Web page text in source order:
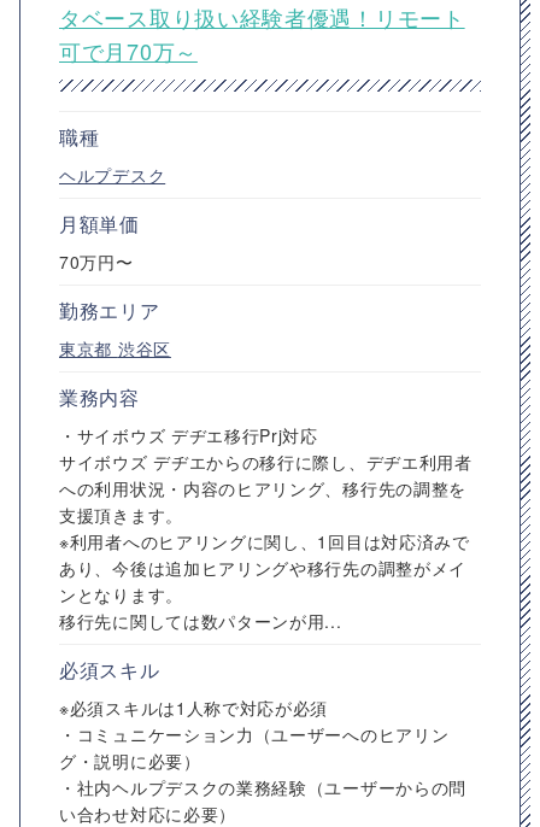
タベース取り扱い経験者優遇！リモート
可で月70万～
職種
ヘルプデスク
月額単価
70万円〜
勤務エリア
東京都 渋谷区
業務内容
・サイボウズ デヂエ移行Prj対応
サイボウズ デヂエからの移行に際し、デヂエ利用者
への利用状況・内容のヒアリング、移行先の調整を
支援頂きます。
※利用者へのヒアリングに関し、1回目は対応済みで
あり、今後は追加ヒアリングや移行先の調整がメイ
ンとなります。
移行先に関しては数パターンが用...
必須スキル
※必須スキルは1人称で対応が必須
・コミュニケーション力（ユーザーへのヒアリン
グ・説明に必要）
・社内ヘルプデスクの業務経験（ユーザーからの問
い合わせ対応に必要）